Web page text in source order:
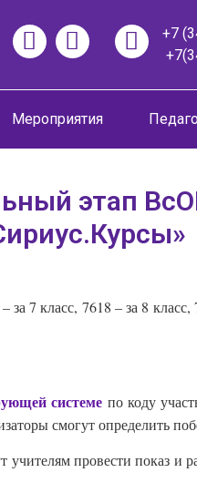
+7
Мероприятия
этап
7 класс, 7618 – за 8
системепо коду
смогут определить
учителям провести показ и